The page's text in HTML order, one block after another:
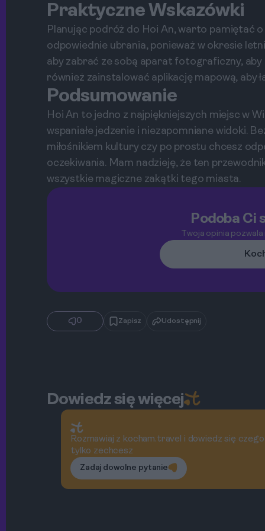
Praktyczne Wskazówki
Planując podróż do Hoi An, warto pamiętać
odpowiednie ubrania, ponieważ w okresie
aby zabrać ze sobą aparat fotograficzny,
również zainstalować aplikację mapową, aby
Podsumowanie
Hoi An to jedno z najpiękniejszych miejsc w
wspaniałe jedzenie i niezapomniane widoki.
miłośnikiem kultury czy po prostu chcesz
oczekiwania. Mam nadzieję, że ten
wszystkie magiczne zakątki tego miasta.
Podoba Ci
Twoja opinia
0 Zapisz Udostępnij
Dowiedz się więcej
Rozmawiaj z kocham.travel i dowiedz się czego
tylko zechcesz
Zadaj dowolne pytanie